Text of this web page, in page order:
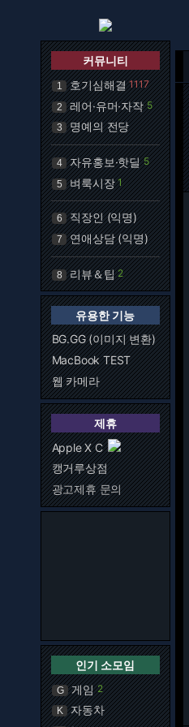
커뮤니티
1 호기심해결 1117
2 레어·유머·자작 5
3 명예의 전당
4 자유홍보·핫딜 5
5 벼룩시장 1
6 직장인 (익명)
7 연애상담 (익명)
8 리뷰＆팁 2
유용한 기능
BG.GG (이미지 변환)
MacBook TEST
웹 카메라
제휴
Apple X C
캥거루상점
광고제휴 문의
인기 소모임
G 게임 2
K 자동차